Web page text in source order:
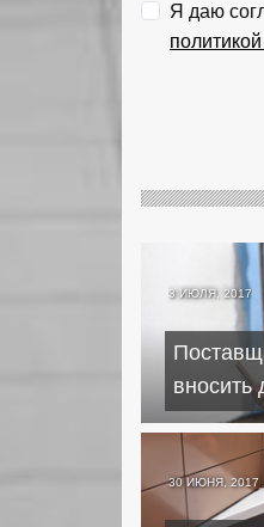
Я даю
3 ИЮЛЯ, 2017
вносить
истории
30 ИЮНЯ, 2017